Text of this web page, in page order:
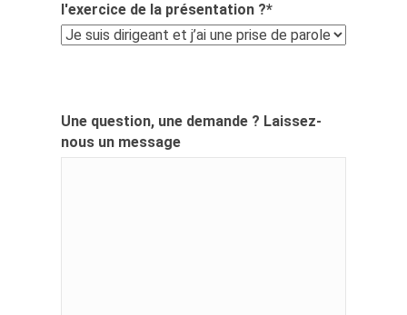
l'exercice de la présentation ?*
Une question, une demande ? Laissez-
nous un message